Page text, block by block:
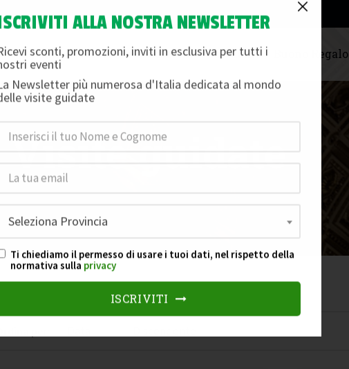
Magazine Termini e condizioni Chi siamo Buono Regalo
Visite guidate
ALLA NOSTRA NEWSLETTER
sconti, promozioni, inviti in esclusiva per tutti i
eventi
delle visite guidate
Seleziona Provincia
privacy